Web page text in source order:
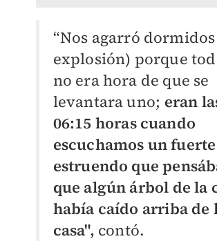
“Nos agarró
explosión) porque
no era hora de que se
levantara uno; eran
06:15 horas cuando
escuchamos un fuerte
estruendo que
que algún árbol de la
había caído arriba de
casa", contó.